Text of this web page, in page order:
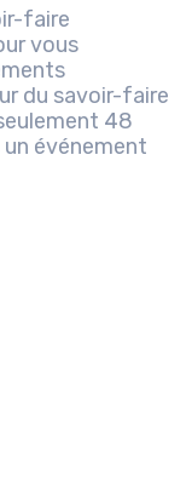
faire
vous
48
un événement